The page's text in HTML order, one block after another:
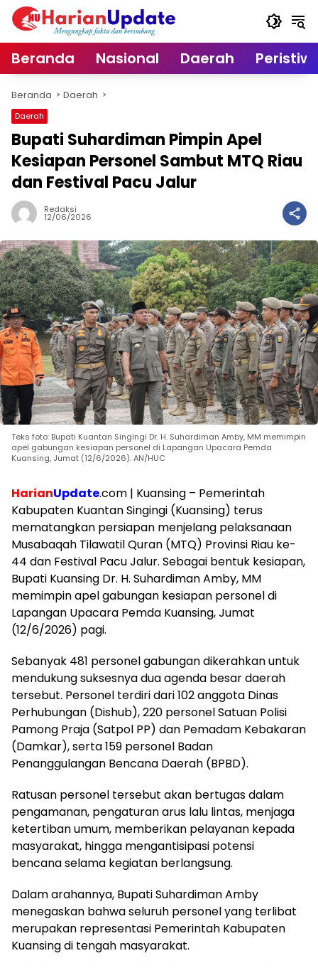
Langsung
Beranda Nasional Daerah
Beranda Daerah
Daerah
Bupati Suhardiman Pimpin Apel
Kesiapan Personel Sambut MTQ Riau
dan Festival Pacu Jalur
Redaksi
12/06/2026
Teks foto: Bupati Kuantan Singingi Dr. H. Suhardiman Amby, MM memimpin
apel gabungan kesiapan personel di Lapangan Upacara Pemda
Kuansing, Jumat (12/6/2026). AN/HUC
HarianUpdate.com | Kuansing – Pemerintah
Kabupaten Kuantan Singingi (Kuansing) terus
mematangkan persiapan menjelang pelaksanaan
Musabaqah Tilawatil Quran (MTQ) Provinsi Riau ke-
44 dan Festival Pacu Jalur. Sebagai bentuk kesiapan,
Bupati Kuansing Dr. H. Suhardiman Amby, MM
memimpin apel gabungan kesiapan personel di
Lapangan Upacara Pemda Kuansing, Jumat
(12/6/2026) pagi.
Sebanyak 481 personel gabungan dikerahkan untuk
mendukung suksesnya dua agenda besar daerah
tersebut. Personel terdiri dari 102 anggota Dinas
Perhubungan (Dishub), 220 personel Satuan Polisi
Pamong Praja (Satpol PP) dan Pemadam Kebakaran
(Damkar), serta 159 personel Badan
Penanggulangan Bencana Daerah (BPBD).
Ratusan personel tersebut akan bertugas dalam
pengamanan, pengaturan arus lalu lintas, menjaga
ketertiban umum, memberikan pelayanan kepada
masyarakat, hingga mengantisipasi potensi
bencana selama kegiatan berlangsung.
Dalam arahannya, Bupati Suhardiman Amby
menegaskan bahwa seluruh personel yang terlibat
merupakan representasi Pemerintah Kabupaten
Kuansing di tengah masyarakat.